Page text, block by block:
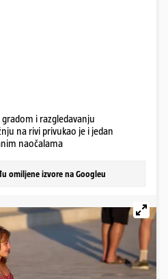
i razgledavanju
na rivi privukao je i jedan
naočalama
omiljene izvore na Googleu